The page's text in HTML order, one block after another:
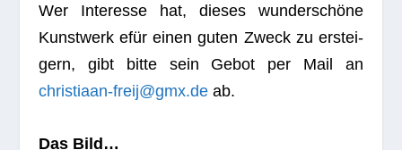
Wer Inter­esse hat, die­ses wun­der­schöne
Kunst­werk efür einen guten Zweck zu erstei­
gern, gibt bitte sein Gebot per Mail an
christiaan-freij@gmx.de ab.
Das Bild…